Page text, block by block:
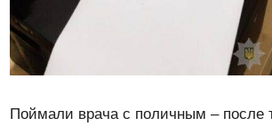
Поймали врача с поличным – после